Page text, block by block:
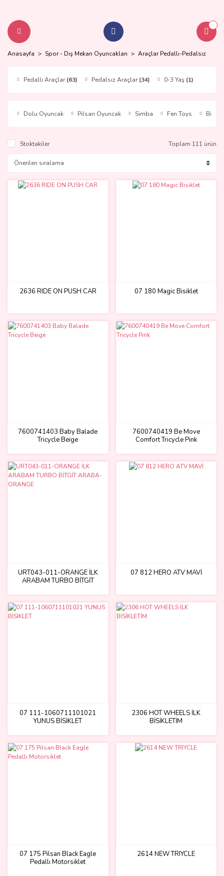
Anasayfa Spor - Dış Mekan Oyuncakları Araçlar Pedallı-Pedalsız
Pedallı Araçlar(63) Pedalsız Araçlar(34) 0-3 Yaş (1)
Dolu Oyuncak Pilsan Oyuncak Simba Fen Toys Birlik
Stoktakiler Toplam 111 ürün
2636 RIDE ON PUSH CAR 07 180 Magic Bisiklet
7600741403 Baby Balade
Tricycle Beige
7600740419 Be Move
Comfort Tricycle Pink
URT043-011-ORANGE İLK
ARABAM TURBO BİTGİT
07 812 HERO ATV MAVİ
07 111-1060711101021
YUNUS BİSİKLET
2306 HOT WHEELS İLK
BİSİKLETİM
07 175 Pilsan Black Eagle
Pedallı Motorsiklet
2614 NEW TRIYCLE